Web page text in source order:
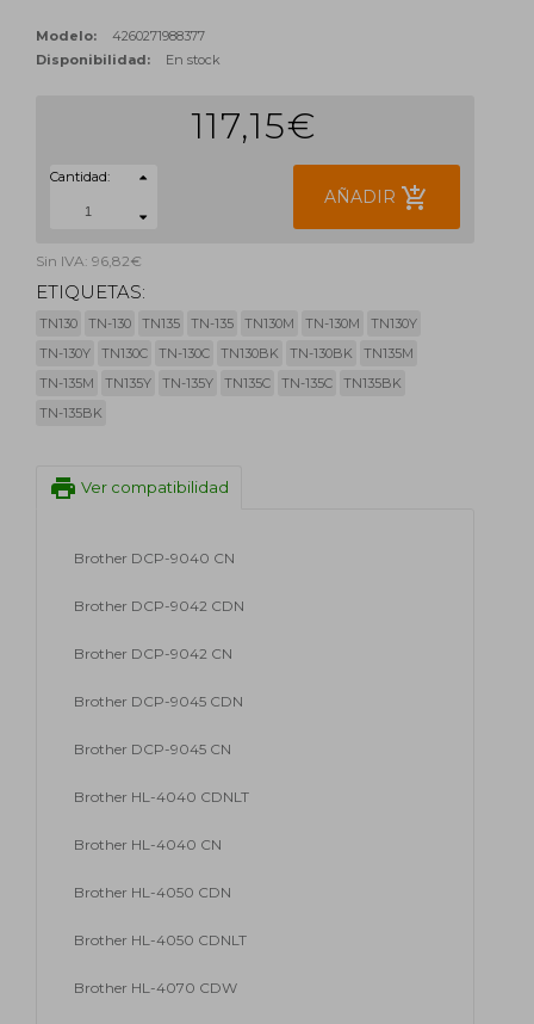
Modelo:
4260271988377
Disponibilidad:
En stock
117,15€
Cantidad:
AÑADIR add_shopping_cart
Sin IVA: 96,82€
ETIQUETAS:
TN130 TN-130 TN135 TN-135 TN130M TN-130M
TN130Y
TN-130Y
TN130C TN-130C TN130BK TN-130BK
TN135M
TN-135M
TN135Y TN-135Y TN135C TN-135C
TN135BK
TN-135BK
print Ver compatibilidad
Brother DCP-9040 CN
Brother DCP-9042 CDN
Brother DCP-9042 CN
Brother DCP-9045 CDN
Brother DCP-9045 CN
Brother HL-4040 CDNLT
Brother HL-4040 CN
Brother HL-4050 CDN
Brother HL-4050 CDNLT
Brother HL-4070 CDW